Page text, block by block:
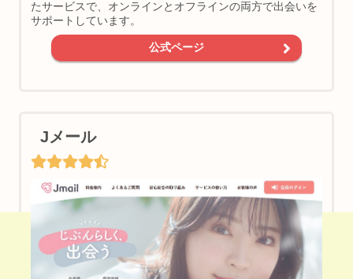
【PR】ご近所の相手に会える＆遊び友達見つかる♪
ワクワクメールはこちら♪（男女登録無料）
たサービスで、オンラインとオフラインの両方で出会いを
サポートしています。
公式ページ
Jメール